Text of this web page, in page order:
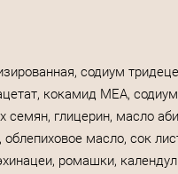
содиум
кокамид МЕА,
семян, глицерин, масло
облепиховое масло, сок
ромашки,